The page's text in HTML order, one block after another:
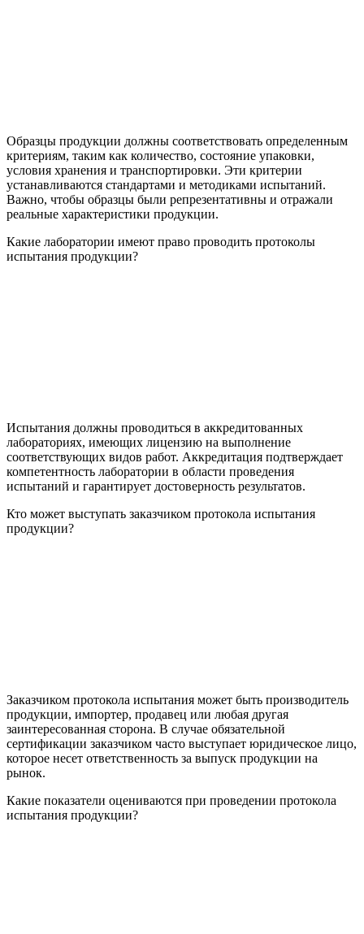
Образцы продукции должны соответствовать определенным
критериям, таким как количество, состояние упаковки,
условия хранения и транспортировки. Эти критерии
устанавливаются стандартами и методиками испытаний.
Важно, чтобы образцы были репрезентативны и отражали
реальные характеристики продукции.
Какие лаборатории имеют право проводить протоколы
испытания продукции?
Испытания должны проводиться в аккредитованных
лабораториях, имеющих лицензию на выполнение
соответствующих видов работ. Аккредитация подтверждает
компетентность лаборатории в области проведения
испытаний и гарантирует достоверность результатов.
Кто может выступать заказчиком протокола испытания
продукции?
Заказчиком протокола испытания может быть производитель
продукции, импортер, продавец или любая другая
заинтересованная сторона. В случае обязательной
сертификации заказчиком часто выступает юридическое лицо,
которое несет ответственность за выпуск продукции на
рынок.
Какие показатели оцениваются при проведении протокола
испытания продукции?